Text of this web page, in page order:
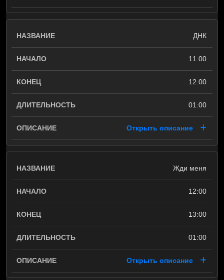
ДНК
11:00
12:00
01:00
Открыть описание
Жди меня
12:00
13:00
01:00
Открыть описание